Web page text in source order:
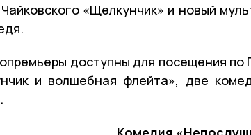
«Щелкунчик» и новый
доступны для посещения по
и волшебная флейта», две